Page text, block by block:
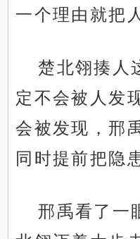
一个理由就把
楚北翎揍人
定不会被人发
会被发现，邢
同时提前把隐
邢禹看了一